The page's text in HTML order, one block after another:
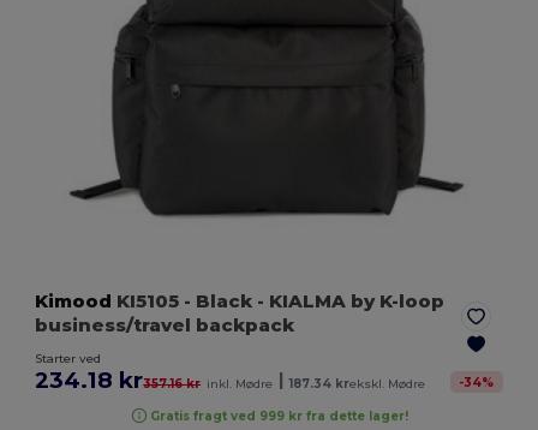
Kimood KI5105 - Black - KIALMA by K-loop
business/travel backpack
Starter ved
234.18 kr357.16 kr inkl. Mødre 187.34 krekskl. Mødre -34%
Gratis fragt ved 999 kr fra dette lager!